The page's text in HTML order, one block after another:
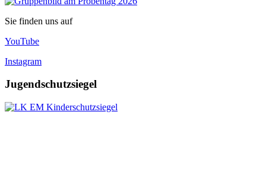
Sie finden uns auf
YouTube
Instagram
Jugendschutzsiegel